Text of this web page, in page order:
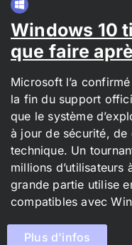
Windows 10
que faire
Microsoft l’a
la fin du support
que le système
à jour de sécurité, de
technique. Un
millions
grande partie utilise
compatibles avec
Plus d'infos